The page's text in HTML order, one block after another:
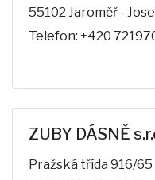
55102 Jaroměř -
Telefon: +420
ZUBY DÁSNĚ
Pražská třída 916/65